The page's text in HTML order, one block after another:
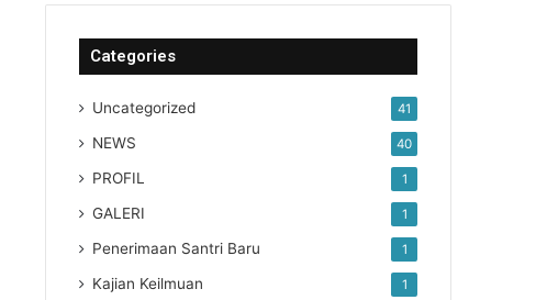
Categories
Uncategorized 41
NEWS 40
PROFIL 1
GALERI 1
Penerimaan Santri Baru 1
Kajian Keilmuan 1